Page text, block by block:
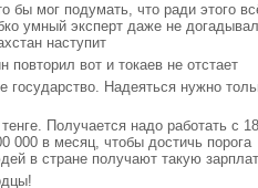
мог подумать, что ради этого
умный эксперт даже не
наступит
повторил вот и токаев не отстает
государство. Надеяться нужно
Получается надо работать с
000 в месяц, чтобы достичь порога
в стране получают такую